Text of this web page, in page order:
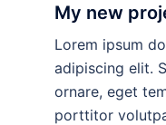
My new
Lorem ipsum
adipiscing elit.
ornare, eget
porttitor